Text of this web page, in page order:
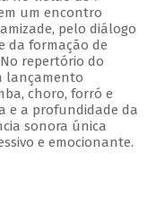
um encontro
pelo diálogo
da formação de
repertório do
lançamento
choro, forró e
e a profundidade da
sonora única
e emocionante.